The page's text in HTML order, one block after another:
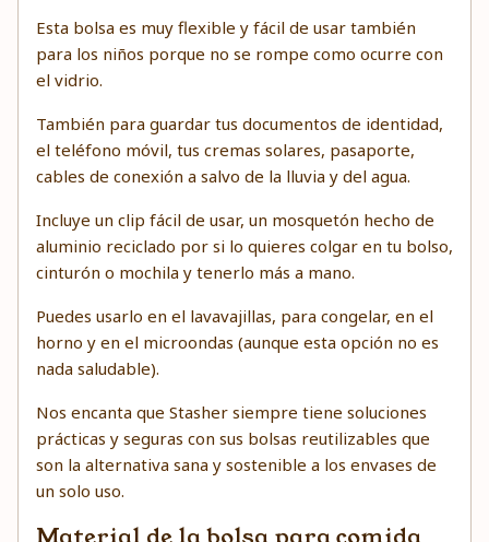
Esta bolsa es muy flexible y fácil de usar también
para los niños porque no se rompe como ocurre con
el vidrio.
También para guardar tus documentos de identidad,
el teléfono móvil, tus cremas solares, pasaporte,
cables de conexión a salvo de la lluvia y del agua.
Incluye un clip fácil de usar, un mosquetón hecho de
aluminio reciclado por si lo quieres colgar en tu bolso,
cinturón o mochila y tenerlo más a mano.
Puedes usarlo en el lavavajillas, para congelar, en el
horno y en el microondas (aunque esta opción no es
nada saludable).
Nos encanta que Stasher siempre tiene soluciones
prácticas y seguras con sus bolsas reutilizables que
son la alternativa sana y sostenible a los envases de
un solo uso.